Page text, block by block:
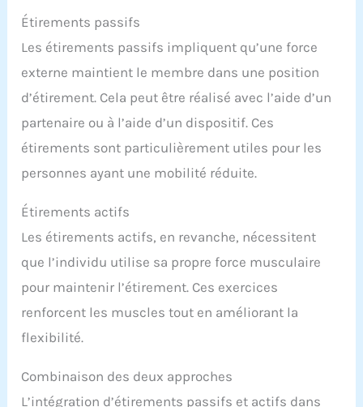
Étirements passifs
Les étirements passifs impliquent qu’une force
externe maintient le membre dans une position
d’étirement. Cela peut être réalisé avec l’aide d’un
partenaire ou à l’aide d’un dispositif. Ces
étirements sont particulièrement utiles pour les
personnes ayant une mobilité réduite.
Étirements actifs
Les étirements actifs, en revanche, nécessitent
que l’individu utilise sa propre force musculaire
pour maintenir l’étirement. Ces exercices
renforcent les muscles tout en améliorant la
flexibilité.
Combinaison des deux approches
L’intégration d’étirements passifs et actifs dans